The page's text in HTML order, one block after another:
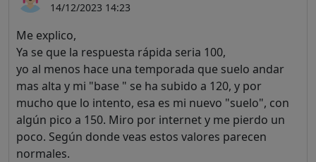
14/12/2023 14:23
Me explico,
Ya se que la respuesta rápida seria 100,
yo al menos hace una temporada que suelo andar
mas alta y mi "base " se ha subido a 120, y por
mucho que lo intento, esa es mi nuevo "suelo", con
algún pico a 150. Miro por internet y me pierdo un
poco. Según donde veas estos valores parecen
normales.